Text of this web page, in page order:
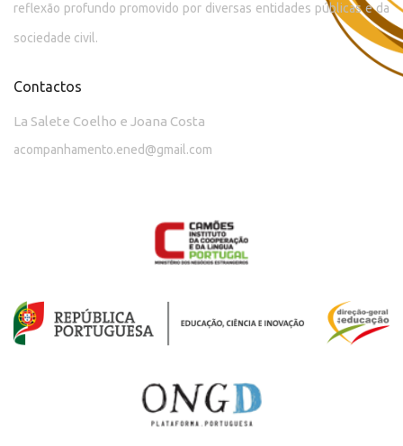
reflexão profundo promovido por diversas entidades públicas e da
sociedade civil.
Contactos
La Salete Coelho e Joana Costa
acompanhamento.ened@gmail.com